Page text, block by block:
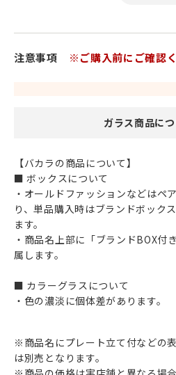
注意事項 ※ご購入前にご確認
ガラス商品に
【バカラの商品について】
■ ボックスについて
・オールドファッションなどはペ
り、単品購入時はブランドボック
ます。
・商品名上部に「ブランドBOX付
属します。
■ カラーグラスについて
・色の濃淡に個体差があります。
※商品名にプレート立て付などの
は別売となります。